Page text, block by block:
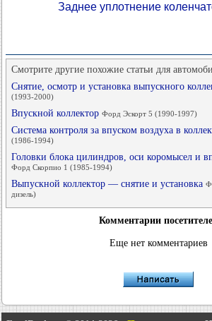
Заднее уплотнение
Смотрите другие похожие статьи для
Снятие, осмотр и установка выпускного
(1993-2000)
Впускной коллектор Форд Эскорт 5 (1990-1997)
Система контроля за впуском воздуха в
(1986-1994)
Головки блока цилиндров, оси коромысел и
Форд Скорпио 1 (1985-1994)
Выпускной коллектор — снятие и установка
дизель)
Комментарии
Еще нет комментариев